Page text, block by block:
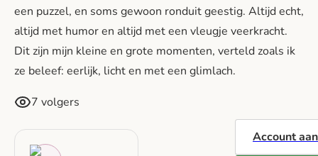
Account
een puzzel, en soms gewoon ronduit geestig. Altijd echt,
altijd met humor en altijd met een vleugje veerkracht.
Dit zijn mijn kleine en grote momenten, verteld zoals ik
ze beleef: eerlijk, licht en met een glimlach.
7 volgers